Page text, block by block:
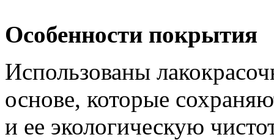
Особенности покрытия
Использованы
основе, которые
и ее экологическую